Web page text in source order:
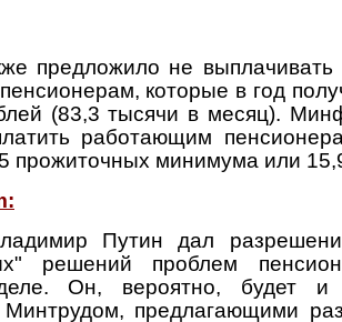
предложило не выплачивать
которые в год
(83,3 тысячи в месяц).
работающим
прожиточных минимума или
Путин дал
решений проблем
Он, вероятно, будет и
предлагающими